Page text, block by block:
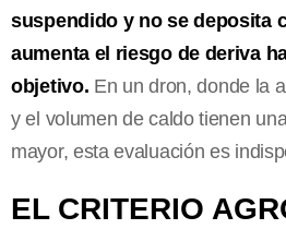
suspendido y no se deposita
aumenta el riesgo de deriva
objetivo. En un dron, donde la
y el volumen de caldo tienen
mayor, esta evaluación es
EL CRITERIO